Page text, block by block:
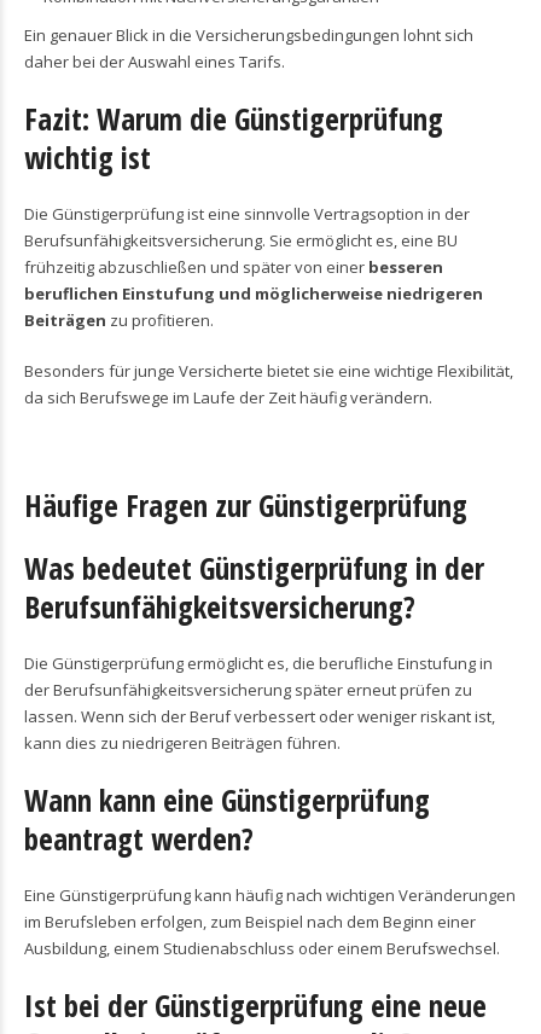
Ein genauer Blick in die Versicherungsbedingungen lohnt sich
daher bei der Auswahl eines Tarifs.
Fazit: Warum die Günstigerprüfung
wichtig ist
Die Günstigerprüfung ist eine sinnvolle Vertragsoption in der
Berufsunfähigkeitsversicherung. Sie ermöglicht es, eine BU
frühzeitig abzuschließen und später von einer besseren
beruflichen Einstufung und möglicherweise niedrigeren
Beiträgen zu profitieren.
Besonders für junge Versicherte bietet sie eine wichtige Flexibilität,
da sich Berufswege im Laufe der Zeit häufig verändern.
Häufige Fragen zur Günstigerprüfung
Was bedeutet Günstigerprüfung in der
Berufsunfähigkeitsversicherung?
Die Günstigerprüfung ermöglicht es, die berufliche Einstufung in
der Berufsunfähigkeitsversicherung später erneut prüfen zu
lassen. Wenn sich der Beruf verbessert oder weniger riskant ist,
kann dies zu niedrigeren Beiträgen führen.
Wann kann eine Günstigerprüfung
beantragt werden?
Eine Günstigerprüfung kann häufig nach wichtigen Veränderungen
im Berufsleben erfolgen, zum Beispiel nach dem Beginn einer
Ausbildung, einem Studienabschluss oder einem Berufswechsel.
Ist bei der Günstigerprüfung eine neue